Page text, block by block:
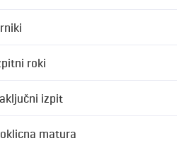
roki
izpit
matura